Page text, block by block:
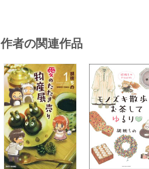
作者の関連作品